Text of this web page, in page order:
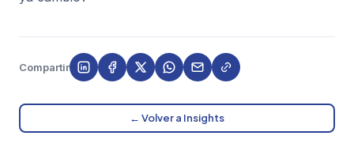
Compartir
← Volver a Insights